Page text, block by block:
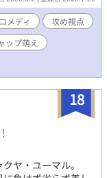
うしても手が出せ
られそうになり、
すぎる番の誘惑
悶絶裏側視点、開
～オメガの勘違い
コメディ
攻め視点
ップ萌え
18
クヤ・ユーマル。